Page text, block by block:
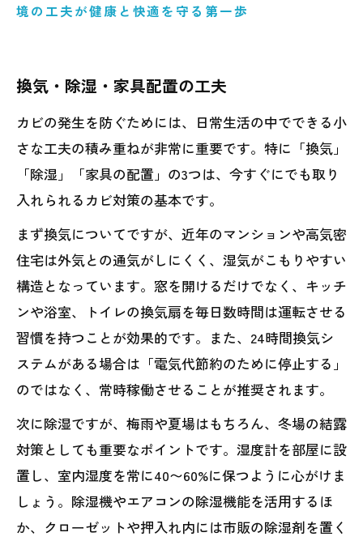
境の工夫が健康と快適を守る第一歩
換気・除湿・家具配置の工夫
カビの発生を防ぐためには、日常生活の中でできる小
さな工夫の積み重ねが非常に重要です。特に「換気」
「除湿」「家具の配置」の3つは、今すぐにでも取り
入れられるカビ対策の基本です。
まず換気についてですが、近年のマンションや高気密
住宅は外気との通気がしにくく、湿気がこもりやすい
構造となっています。窓を開けるだけでなく、キッチ
ンや浴室、トイレの換気扇を毎日数時間は運転させる
習慣を持つことが効果的です。また、24時間換気シ
ステムがある場合は「電気代節約のために停止する」
のではなく、常時稼働させることが推奨されます。
次に除湿ですが、梅雨や夏場はもちろん、冬場の結露
対策としても重要なポイントです。湿度計を部屋に設
置し、室内湿度を常に40〜60%に保つように心がけま
しょう。除湿機やエアコンの除湿機能を活用するほ
か、クローゼットや押入れ内には市販の除湿剤を置く